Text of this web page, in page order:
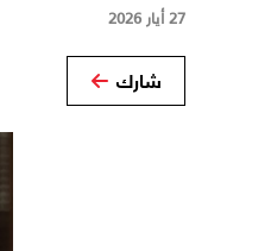
27 أيار 2026
شارك